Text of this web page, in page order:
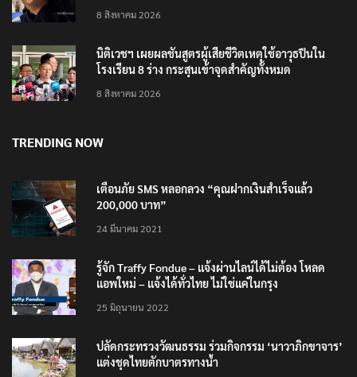
8 สิงหาคม 2026
นิติเวชฯ เผยผลชันสูตรผู้เสียชีวิตเหตุใช้อาวุธปืนใน
โรงเรียน 8 ร่าง กระสุนเข้าจุดสำคัญทั้งหมด
8 สิงหาคม 2026
TRENDING NOW
เตือนภัย SMS หลอกลวง “คุณฝากเงินสำเร็จแล้ว
200,000 บาท”
24 มีนาคม 2021
รู้จัก Traffy Fondue – แจ้งผ่านไลน์ได้ไม่ต้อง โหลด
แอพใหม่ – แจ้งได้ทั่วไทย ไม่ใช่แค่ในกรุง
25 มิถุนายน 2022
ปลัดกระทรวงวัฒนธรรม ร่วมกิจกรรม ‘นาวาภิกขาจาร’
แต่งชุดไทยตักบาตรทางน้ำ